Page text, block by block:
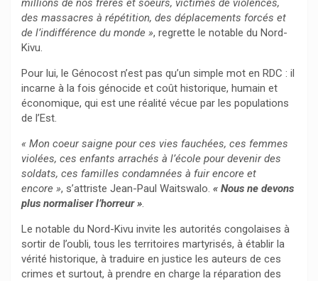
millions de nos frères et soeurs, victimes de violences,
des massacres à répétition, des déplacements forcés et
de l’indifférence du monde », regrette le notable du Nord-
Kivu.
Pour lui, le Génocost n’est pas qu’un simple mot en RDC : il
incarne à la fois génocide et coût historique, humain et
économique, qui est une réalité vécue par les populations
de l’Est.
« Mon coeur saigne pour ces vies fauchées, ces femmes
violées, ces enfants arrachés à l’école pour devenir des
soldats, ces familles condamnées à fuir encore et
encore », s’attriste Jean-Paul Waitswalo. « Nous ne devons
plus normaliser l’horreur ».
Le notable du Nord-Kivu invite les autorités congolaises à
sortir de l’oubli, tous les territoires martyrisés, à établir la
vérité historique, à traduire en justice les auteurs de ces
crimes et surtout, à prendre en charge la réparation des